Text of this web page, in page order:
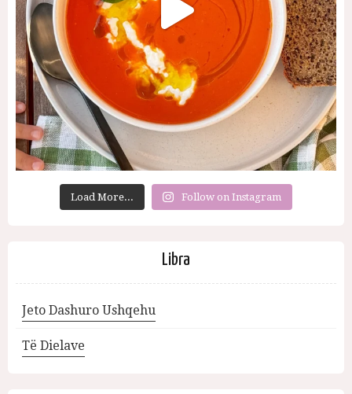
Load More... Follow on Instagram
Libra
Jeto Dashuro Ushqehu
Të Dielave